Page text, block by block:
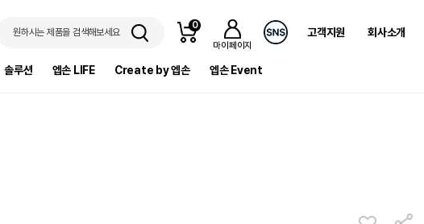
원하시는 제품을 검색해보세요
0
마이페이지
고객지원 회사소개
솔루션 엡손 LIFE Create by 엡손 엡손 Event